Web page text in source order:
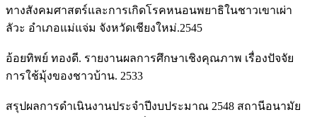
ทางสังคมศาสตร์และการเกิดโรคหนอนพยาธิในชาวเขาเผ่า
ลัวะ อำเภอแม่แจ่ม จังหวัดเชียงใหม่.2545
อ้อยทิพย์ ทองดี. รายงานผลการศึกษาเชิงคุณภาพ เรื่องปัจจัย
การใช้มุ้งของชาวบ้าน. 2533
สรุปผลการดำเนินงานประจำปีงบประมาณ 2548 สถานีอนามัย